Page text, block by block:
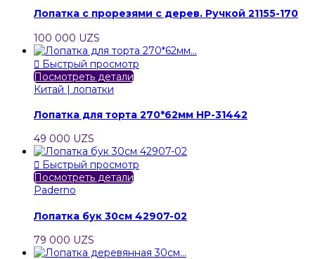
Лопатка с прорезями с дерев. Ручкой 21155-170
100 000 UZS
 Быстрый просмотр
Посмотреть детали
Китай | лопатки
Лопатка для торта 270*62мм HP-31442
49 000 UZS
 Быстрый просмотр
Посмотреть детали
Paderno
Лопатка бук 30см 42907-02
79 000 UZS